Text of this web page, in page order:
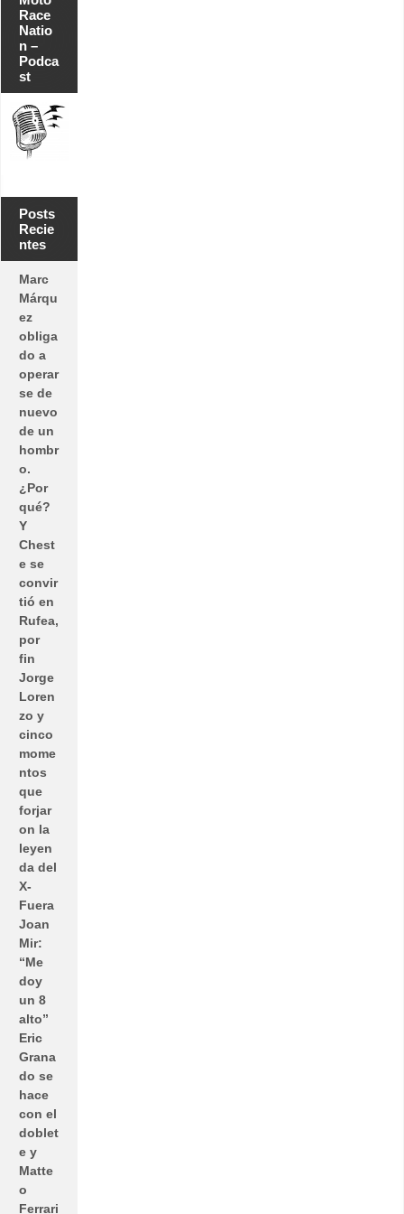
Race
Natio
n –
Podca
st
Posts
Recie
ntes
Marc
Márqu
ez
obliga
do a
operar
se de
nuevo
de un
hombr
o.
¿Por
qué?
Y
Chest
e se
convir
tió en
Rufea,
por
fin
Jorge
Loren
zo y
cinco
mome
ntos
que
forjar
on la
leyen
da del
X-
Fuera
Joan
Mir:
“Me
doy
un 8
alto”
Eric
Grana
do se
hace
con el
doblet
e y
Matte
o
Ferrari